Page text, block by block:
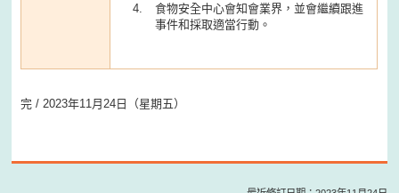
食物安全中心會知會業界，並會繼續跟進
事件和採取適當行動。
完 / 2023年11月24日（星期五）